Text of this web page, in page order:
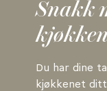
Snakk
Du har dine
kjøkkenet